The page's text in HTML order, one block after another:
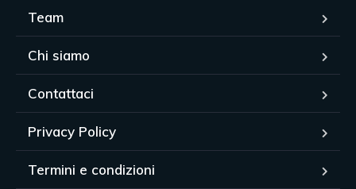
Team
Chi siamo
Contattaci
Privacy Policy
Termini e condizioni